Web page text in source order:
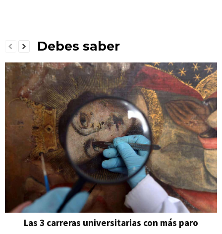
Debes saber
Las 3 carreras universitarias con más paro